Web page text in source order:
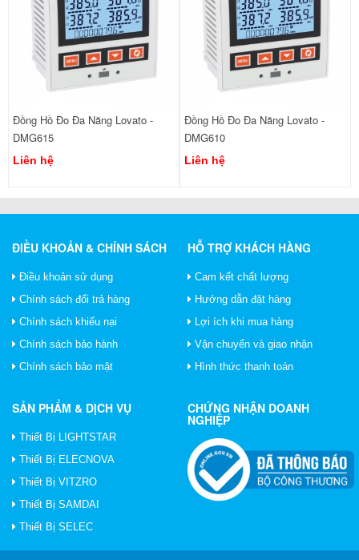
Đồng Hồ Đo Đa Năng Lovato -
DMG615
Liên hệ
Đồng Hồ Đo Đa Năng Lovato -
DMG610
Liên hệ
ĐIỀU KHOẢN & CHÍNH SÁCH
Điều khoản sử dụng
Chính sách đổi trả hàng
Chính sách khiếu nại
Chính sách bảo hành
Chính sách bảo mật
HỖ TRỢ KHÁCH HÀNG
Cam kết chất lượng
Hướng dẫn đặt hàng
Lợi ích khi mua hàng
Vận chuyển và giao nhận
Hình thức thanh toán
SẢN PHẨM & DỊCH VỤ
Thiết Bị LIGHTSTAR
Thiết Bị ELECNOVA
Thiết Bị VITZRO
Thiết Bị SAMDAI
Thiết Bị SELEC
CHỨNG NHẬN DOANH
NGHIỆP